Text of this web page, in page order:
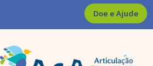
Doe e Ajude